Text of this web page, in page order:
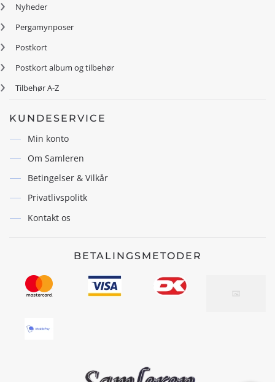
Nyheder
Pergamynposer
Postkort
Postkort album og tilbehør
Tilbehør A-Z
KUNDESERVICE
Min konto
Om Samleren
Betingelser & Vilkår
Privatlivspolitk
Kontakt os
BETALINGSMETODER